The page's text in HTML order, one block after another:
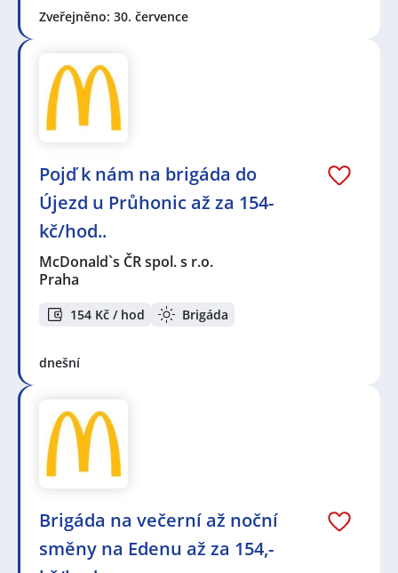
Zveřejněno: 30. července
Pojď k nám na brigáda do
Újezd u Průhonic až za 154-
kč/hod..
McDonald`s ČR spol. s r.o.
Praha
154 Kč / hod Brigáda
dnešní
Brigáda na večerní až noční
směny na Edenu až za 154,-